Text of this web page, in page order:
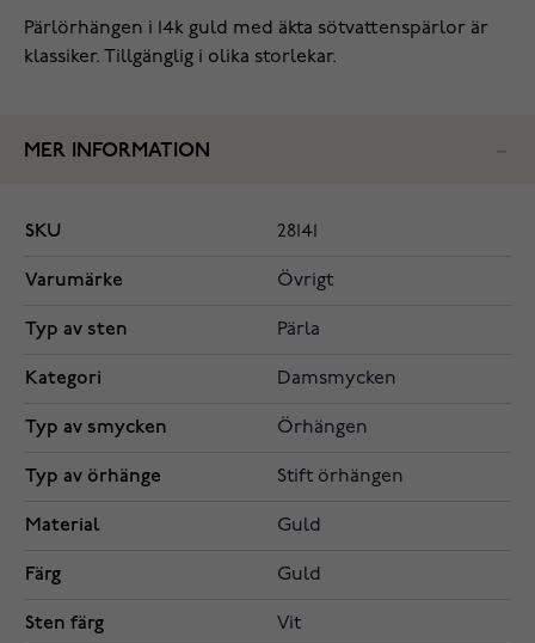
Pärlörhängen i 14k guld med äkta sötvattenspärlor är
klassiker. Tillgänglig i olika storlekar.
MER INFORMATION
SKU 28141
Varumärke Övrigt
Typ av sten Pärla
Kategori Damsmycken
Typ av smycken Örhängen
Typ av örhänge Stift örhängen
Material Guld
Färg Guld
Sten färg Vit